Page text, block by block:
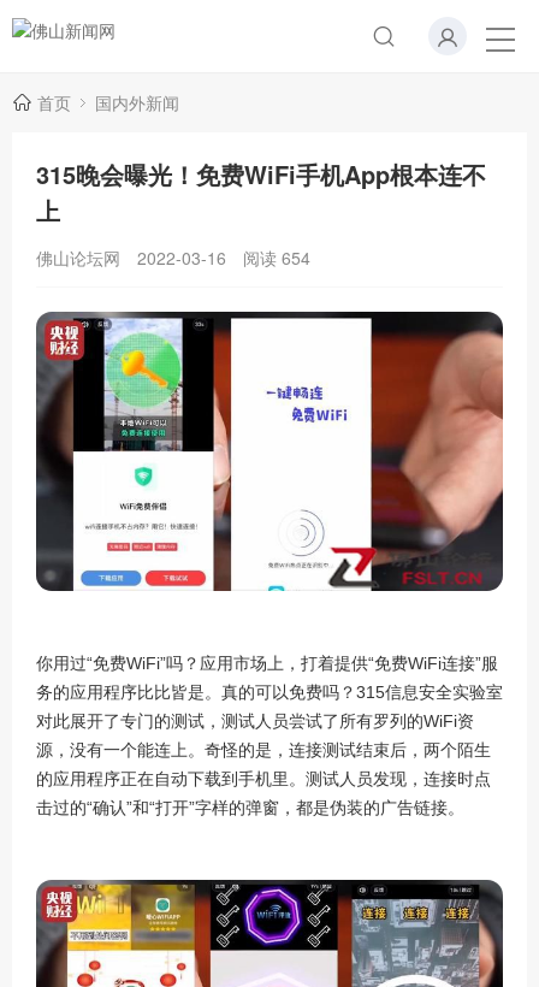
首页 国内外新闻
315晚会曝光！免费WiFi手机App根本连不
上
佛山论坛网 2022-03-16 阅读 654
你用过“免费WiFi”吗？应用市场上，打着提供“免费WiFi连接”服
务的应用程序比比皆是。真的可以免费吗？315信息安全实验室
对此展开了专门的测试，测试人员尝试了所有罗列的WiFi资
源，没有一个能连上。奇怪的是，连接测试结束后，两个陌生
的应用程序正在自动下载到手机里。测试人员发现，连接时点
击过的“确认”和“打开”字样的弹窗，都是伪装的广告链接。